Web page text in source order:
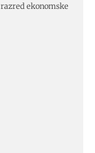
razred ekonomske